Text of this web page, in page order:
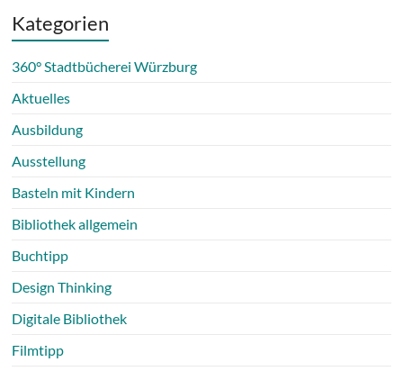
Kategorien
360° Stadtbücherei Würzburg
Aktuelles
Ausbildung
Ausstellung
Basteln mit Kindern
Bibliothek allgemein
Buchtipp
Design Thinking
Digitale Bibliothek
Filmtipp